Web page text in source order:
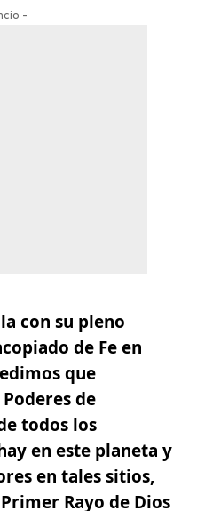
-
con su pleno
de Fe en
que
Poderes de
todos los
en este planeta y
en tales sitios,
Rayo de Dios